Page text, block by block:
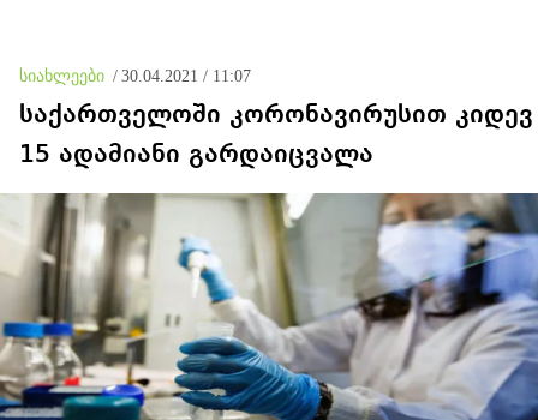
სიახლეები / 30.04.2021 / 11:07
საქართველოში კორონავირუსით კიდევ
15 ადამიანი გარდაიცვალა